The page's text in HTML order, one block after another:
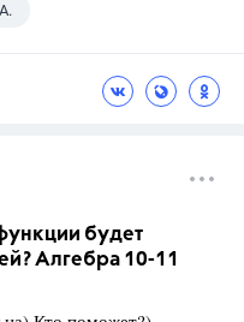
будет
Алгебра 10-11